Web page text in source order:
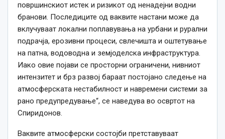
површинскиот истек и ризикот од ненадејни водни
бранови. Последиците од ваквите настани може да
вклучуваат локални поплавувања на урбани и рурални
подрачја, ерозивни процеси, свлечишта и оштетување
на патна, водоводна и земјоделска инфраструктура.
Иако овие појави се просторни ограничени, нивниот
интензитет и брз развој бараат постојано следење на
атмосферската нестабилност и навремени системи за
рано предупредување“, се наведува во освртот на
Спиридонов.
Ваквите атмосферски состојби претставуваат